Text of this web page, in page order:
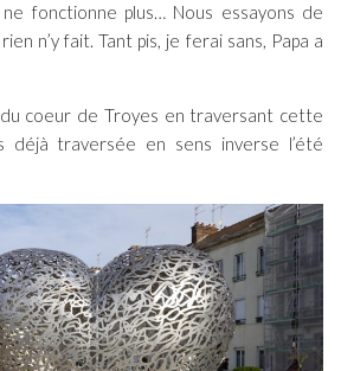
fonctionne plus… Nous essayons de
n’y fait. Tant pis, je ferai sans, Papa a
coeur de Troyes en traversant cette
déjà traversée en sens inverse l’été